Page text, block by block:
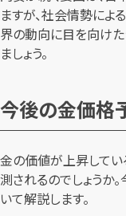
ますが、社会情勢によ
界の動向に目を向けた
ましょう。
今後の金価格
金の価値が上昇してい
測されるのでしょうか
いて解説します。